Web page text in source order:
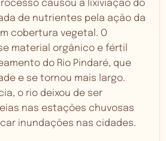
causou a lixiviação do
de nutrientes pela ação da
cobertura vegetal. O
material orgânico e fértil
do Rio Pindaré, que
e se tornou mais largo.
o rio deixou de ser
nas estações chuvosas
inundações nas cidades.